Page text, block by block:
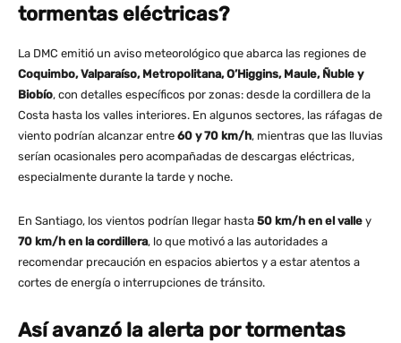
tormentas eléctricas?
La DMC emitió un aviso meteorológico que abarca las regiones de
Coquimbo, Valparaíso, Metropolitana, O’Higgins, Maule, Ñuble y
Biobío, con detalles específicos por zonas: desde la cordillera de la
Costa hasta los valles interiores. En algunos sectores, las ráfagas de
viento podrían alcanzar entre 60 y 70 km/h, mientras que las lluvias
serían ocasionales pero acompañadas de descargas eléctricas,
especialmente durante la tarde y noche.
En Santiago, los vientos podrían llegar hasta 50 km/h en el valle y
70 km/h en la cordillera, lo que motivó a las autoridades a
recomendar precaución en espacios abiertos y a estar atentos a
cortes de energía o interrupciones de tránsito.
Así avanzó la alerta por tormentas